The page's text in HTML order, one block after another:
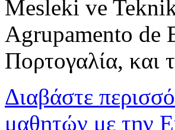
Mesleki ve
Agrupamento de
Πορτογαλία, και
Διαβάστε
μαθητών με την